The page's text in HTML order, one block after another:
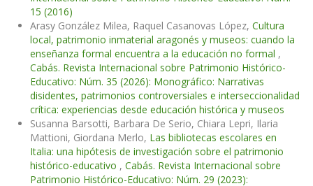
15 (2016)
Arasy González Milea, Raquel Casanovas López, Cultura
local, patrimonio inmaterial aragonés y museos: cuando la
enseñanza formal encuentra a la educación no formal ,
Cabás. Revista Internacional sobre Patrimonio Histórico-
Educativo: Núm. 35 (2026): Monográfico: Narrativas
disidentes, patrimonios controversiales e interseccionalidad
crítica: experiencias desde educación histórica y museos
Susanna Barsotti, Barbara De Serio, Chiara Lepri, Ilaria
Mattioni, Giordana Merlo, Las bibliotecas escolares en
Italia: una hipótesis de investigación sobre el patrimonio
histórico-educativo , Cabás. Revista Internacional sobre
Patrimonio Histórico-Educativo: Núm. 29 (2023):